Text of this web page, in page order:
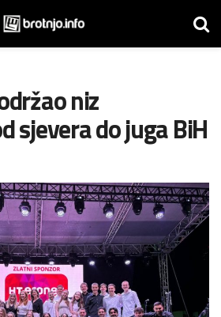
niz
sjevera do juga BiH